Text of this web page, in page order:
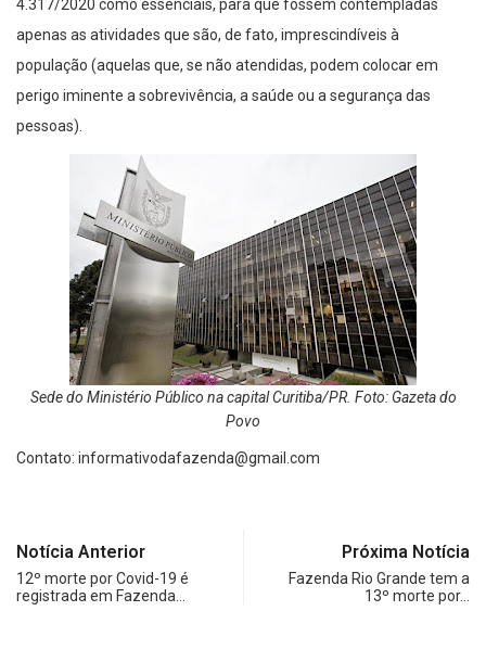
4.317/2020 como essenciais, para que fossem contempladas
apenas as atividades que são, de fato, imprescindíveis à
população (aquelas que, se não atendidas, podem colocar em
perigo iminente a sobrevivência, a saúde ou a segurança das
pessoas).
Sede do Ministério Público na capital Curitiba/PR. Foto: Gazeta do
Povo
Contato: informativodafazenda@gmail.com
Notícia Anterior
12º morte por Covid-19 é
registrada em Fazenda…
Próxima Notícia
Fazenda Rio Grande tem a
13º morte por…